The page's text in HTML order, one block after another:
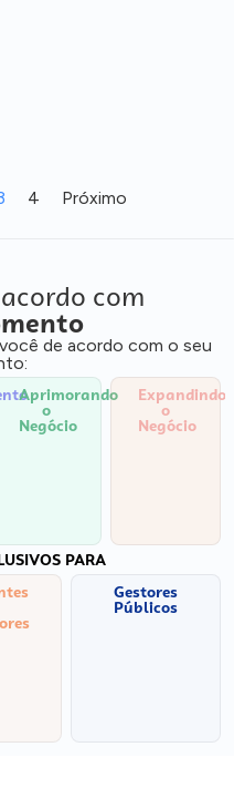
4 Próximo
com
de acordo com o seu
Aprimorando
o
Negócio
Expandindo
o
Negócio
PARA
Gestores
Públicos